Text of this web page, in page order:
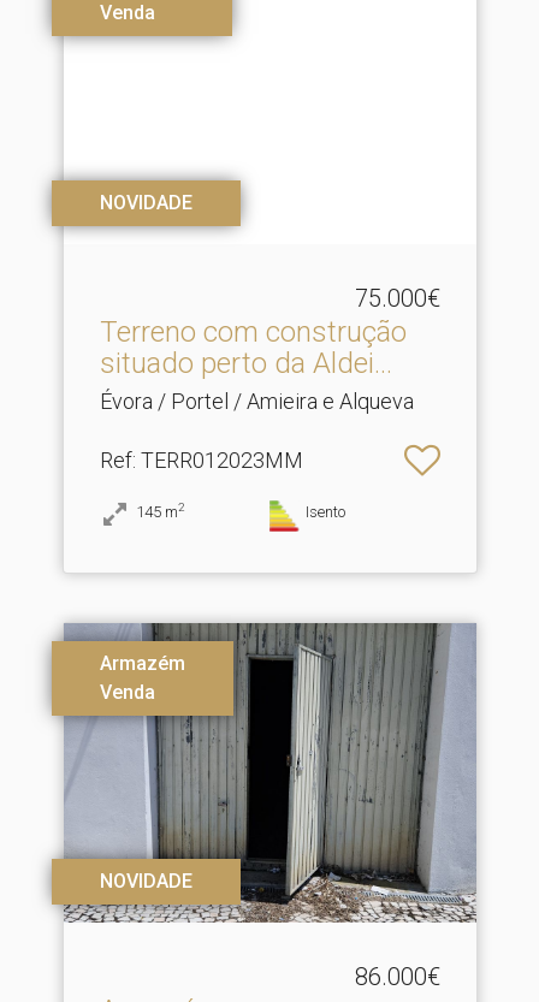
Venda
NOVIDADE
75.000€
Terreno com construção
situado perto da Aldei.​..
Évora / Portel / Amieira e Alqueva
Ref: TERR012023MM
145 m2 Isento
Armazém
Venda
NOVIDADE
86.000€